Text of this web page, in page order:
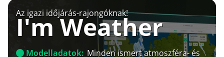
Az igazi időjárás-rajongóknak!
I'm Weather
Modelladatok: Minden ismert atmoszféra- és